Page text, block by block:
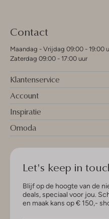
Contact
Maandag - Vrijdag 09:00 - 19:00
Zaterdag 09:00 - 17:00 uur
Klantenservice
Account
Inspiratie
Omoda
Let's keep in
Blijf op de hoogte van de
deals, speciaal voor jou.
en maak kans op € 150,-